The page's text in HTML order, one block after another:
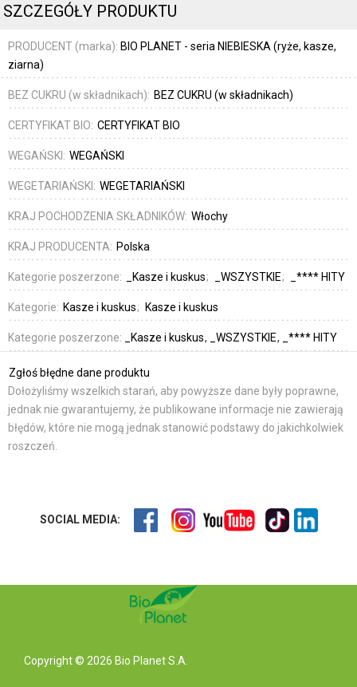
SZCZEGÓŁY PRODUKTU
PRODUCENT (marka): BIO PLANET - seria NIEBIESKA (ryże, kasze,
ziarna)
BEZ CUKRU (w składnikach): BEZ CUKRU (w składnikach)
CERTYFIKAT BIO: CERTYFIKAT BIO
WEGAŃSKI: WEGAŃSKI
WEGETARIAŃSKI: WEGETARIAŃSKI
KRAJ POCHODZENIA SKŁADNIKÓW: Włochy
KRAJ PRODUCENTA: Polska
Kategorie poszerzone: _Kasze i kuskus _WSZYSTKIE _**** HITY
Kategorie: Kasze i kuskus Kasze i kuskus
Kategorie poszerzone: _Kasze i kuskus _WSZYSTKIE _**** HITY
Zgłoś błędne dane produktu
Dołożyliśmy wszelkich starań, aby powyższe dane były poprawne,
jednak nie gwarantujemy, że publikowane informacje nie zawierają
błędów, które nie mogą jednak stanowić podstawy do jakichkolwiek
roszczeń.
SOCIAL MEDIA:
Copyright © 2026 Bio Planet S.A.